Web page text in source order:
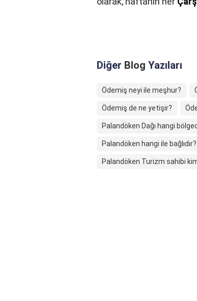
Diğer Blog Yazıları
Ödemiş neyi ile meşhur?
Ödemiş de ne yetişir?
Palandöken Dağı hangi
Palandöken hangi ile bağlıdır?
Palandöken Turizm sahibi